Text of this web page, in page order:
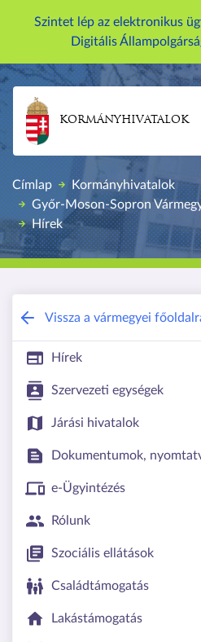
á
a
a
r
t
a
l
o
r
a
Szintet lép az elektronikus
Digitális
KORMÁNYHIVATALOK
Címlap
Kormányhivatalok
Győr-Moson-Sopron
Hírek
Győr-Moson-
Vissza a vármegyei
Hírek
Szervezeti egységek
Járási hivatalok
Dokumentumok,
e-Ügyintézés
Rólunk
Szociális ellátások
Családtámogatás
Lakástámogatás